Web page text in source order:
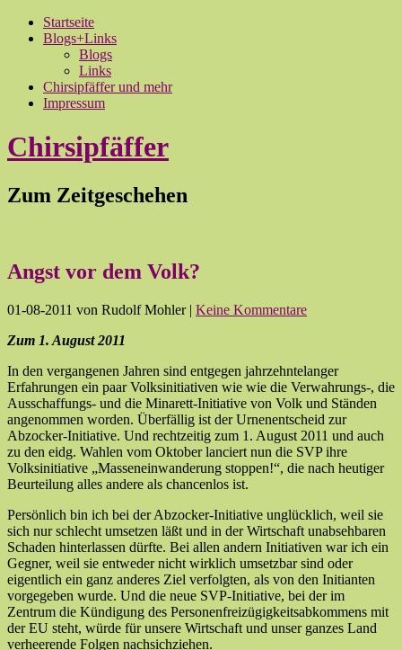
Startseite
Blogs+Links
Blogs
Links
Chirsipfäffer und mehr
Impressum
Chirsipfäffer
Zum Zeitgeschehen
Angst vor dem Volk?
01-08-2011 von Rudolf Mohler| Keine Kommentare
Zum 1. August 2011
In den vergangenen Jahren sind entgegen jahrzehntelanger
Erfahrungen ein paar Volksinitiativen wie wie die Verwahrungs-, die
Ausschaffungs- und die Minarett-Initiative von Volk und Ständen
angenommen worden. Überfällig ist der Urnenentscheid zur
Abzocker-Initiative. Und rechtzeitig zum 1. August 2011 und auch
zu den eidg. Wahlen vom Oktober lanciert nun die SVP ihre
Volksinitiative „Masseneinwanderung stoppen!“, die nach heutiger
Beurteilung alles andere als chancenlos ist.
Persönlich bin ich bei der Abzocker-Initiative unglücklich, weil sie
sich nur schlecht umsetzen läßt und in der Wirtschaft unabsehbaren
Schaden hinterlassen dürfte. Bei allen andern Initiativen war ich ein
Gegner, weil sie entweder nicht wirklich umsetzbar sind oder
eigentlich ein ganz anderes Ziel verfolgten, als von den Initianten
vorgegeben wurde. Und die neue SVP-Initiative, bei der im
Zentrum die Kündigung des Personenfreizügigkeitsabkommens mit
der EU steht, würde für unsere Wirtschaft und unser ganzes Land
verheerende Folgen nachsichziehen.